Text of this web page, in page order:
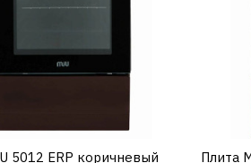
КУПИТЬ
5012 ERP коричневый Плита